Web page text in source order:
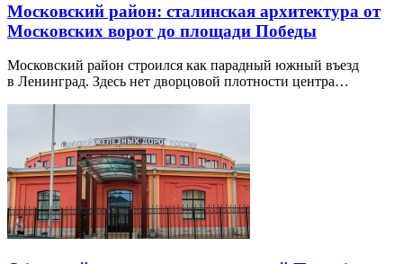
Московский район: сталинская архитектура от
Московских ворот до площади Победы
Московский район строился как парадный южный въезд
в Ленинград. Здесь нет дворцовой плотности центра…